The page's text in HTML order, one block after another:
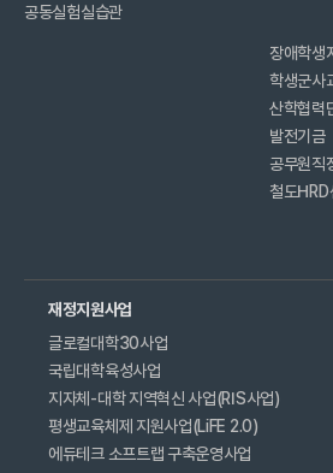
공동실험실습관
장애학생
학생군사
산학협력
발전기금
공무원직
철도HRD
재정지원사업
글로컬대학30사업
국립대학육성사업
지자체-대학 지역혁신 사업(RIS사업)
평생교육체제 지원사업(LiFE 2.0)
에듀테크 소프트랩 구축운영사업